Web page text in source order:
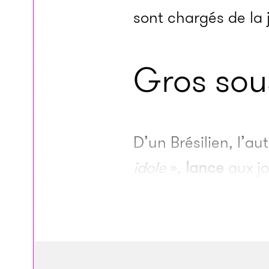
sont chargés de la
Gros
D’un Brésilien,
idole», lance aux
meilleur joueur